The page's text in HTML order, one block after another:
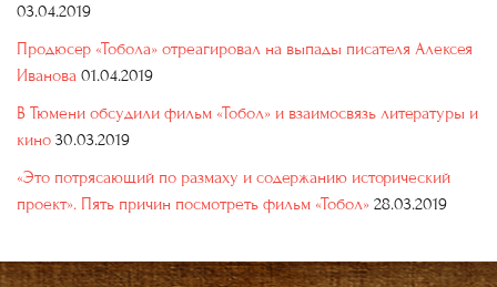
03.04.2019
Продюсер «Тобола» отреагировал на выпады писателя Алексея
Иванова 01.04.2019
В Тюмени обсудили фильм «Тобол» и взаимосвязь литературы и
кино 30.03.2019
«Это потрясающий по размаху и содержанию исторический
проект». Пять причин посмотреть фильм «Тобол» 28.03.2019